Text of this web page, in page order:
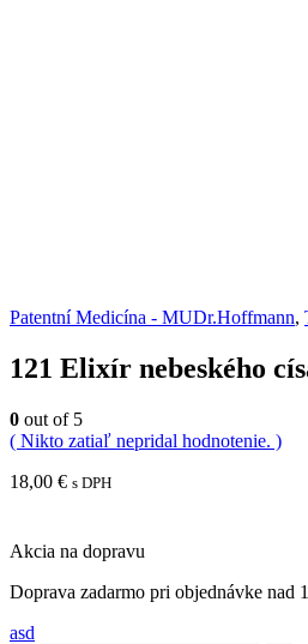
Patentní Medicína - MUDr.Hoffmann,
121 Elixír nebeského
0 out of 5
( Nikto zatiaľ nepridal hodnotenie. )
18,00 € s DPH
Akcia na dopravu
Doprava zadarmo pri objednávke nad
asd